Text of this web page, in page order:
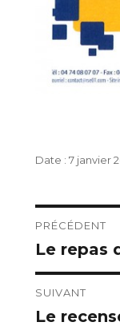
Publié
7 janvier
de
l’article
PRÉCÉDENT
Publication
précédente :
Le repas
SUIVANT
Publication
Le